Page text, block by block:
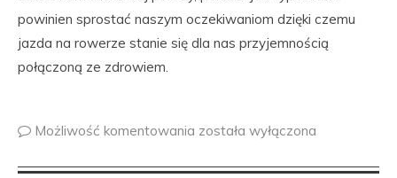
powinien sprostać naszym oczekiwaniom dzięki czemu
jazda na rowerze stanie się dla nas przyjemnością
połączoną ze zdrowiem.
Możliwość komentowania została wyłączona